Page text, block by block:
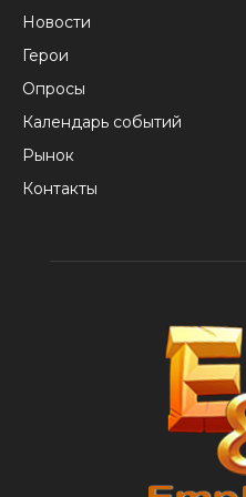
Новости
Герои
Опросы
Календарь событий
Рынок
Контакты